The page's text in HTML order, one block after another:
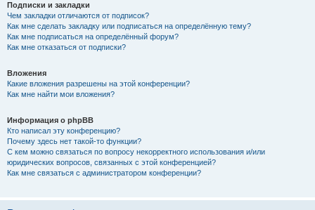
Подписки и закладки
Чем закладки отличаются от подписок?
Как мне сделать закладку или подписаться на определённую тему?
Как мне подписаться на определённый форум?
Как мне отказаться от подписки?
Вложения
Какие вложения разрешены на этой конференции?
Как мне найти мои вложения?
Информация о phpBB
Кто написал эту конференцию?
Почему здесь нет такой-то функции?
С кем можно связаться по вопросу некорректного использования и/или
юридических вопросов, связанных с этой конференцией?
Как мне связаться с администратором конференции?